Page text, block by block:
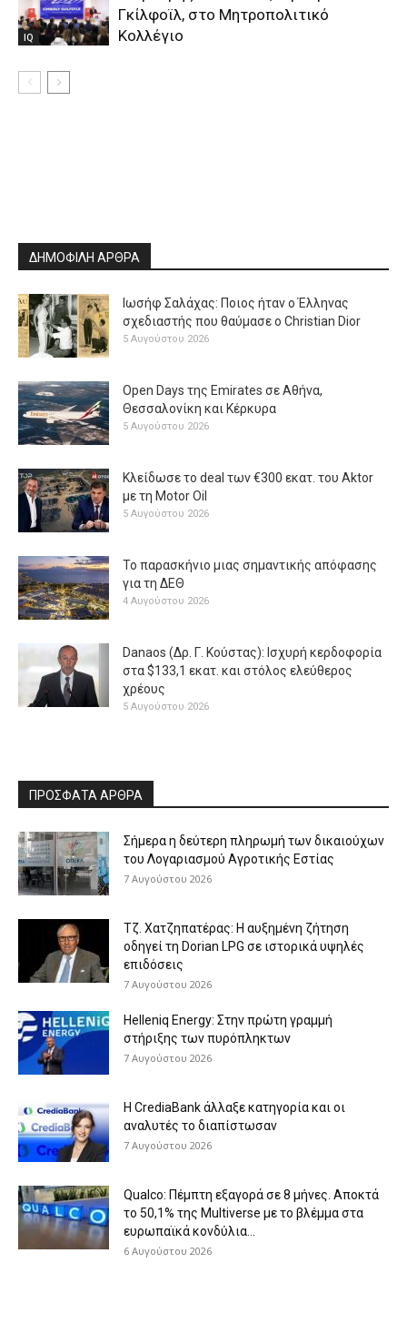
IQ
Γκίλφοϊλ, στο Μητροπολιτικό
Κολλέγιο
ΔΗΜΟΦΙΛΗ ΑΡΘΡΑ
Ιωσήφ Σαλάχας: Ποιος ήταν ο Έλληνας
σχεδιαστής που θαύμασε ο Christian Dior
5 Αυγούστου 2026
Open Days της Emirates σε Αθήνα,
Θεσσαλονίκη και Κέρκυρα
5 Αυγούστου 2026
Κλείδωσε το deal των €300 εκατ. του Aktor
με τη Μotor Oil
5 Αυγούστου 2026
Το παρασκήνιο μιας σημαντικής απόφασης
για τη ΔΕΘ
4 Αυγούστου 2026
Danaos (Δρ. Γ. Κούστας): Ισχυρή κερδοφορία
στα $133,1 εκατ. και στόλος ελεύθερος
χρέους
5 Αυγούστου 2026
ΠΡΟΣΦΑΤΑ ΑΡΘΡΑ
Σήμερα η δεύτερη πληρωμή των δικαιούχων
του Λογαριασμού Αγροτικής Εστίας
7 Αυγούστου 2026
Τζ. Χατζηπατέρας: H αυξημένη ζήτηση
οδηγεί τη Dorian LPG σε ιστορικά υψηλές
επιδόσεις
7 Αυγούστου 2026
Helleniq Energy: Στην πρώτη γραμμή
στήριξης των πυρόπληκτων
7 Αυγούστου 2026
Η CrediaBank άλλαξε κατηγορία και οι
αναλυτές το διαπίστωσαν
7 Αυγούστου 2026
Qualco: Πέμπτη εξαγορά σε 8 μήνες. Aποκτά
το 50,1% της Multiverse με το βλέμμα στα
ευρωπαϊκά κονδύλια...
6 Αυγούστου 2026